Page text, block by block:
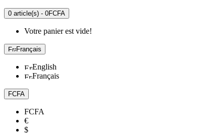
0 article(s) - 0FCFA
Votre panier est vide!
Français
English
Français
FCFA
FCFA
€
$